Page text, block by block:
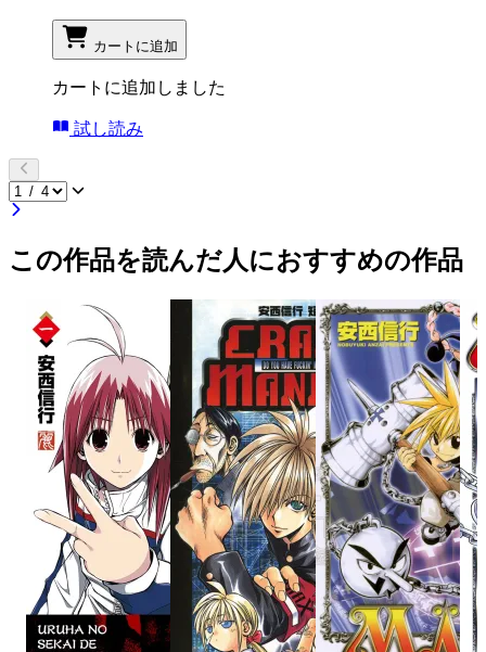
カートに追加
カートに追加しました
試し読み
この作品を読んだ人におすすめの作品